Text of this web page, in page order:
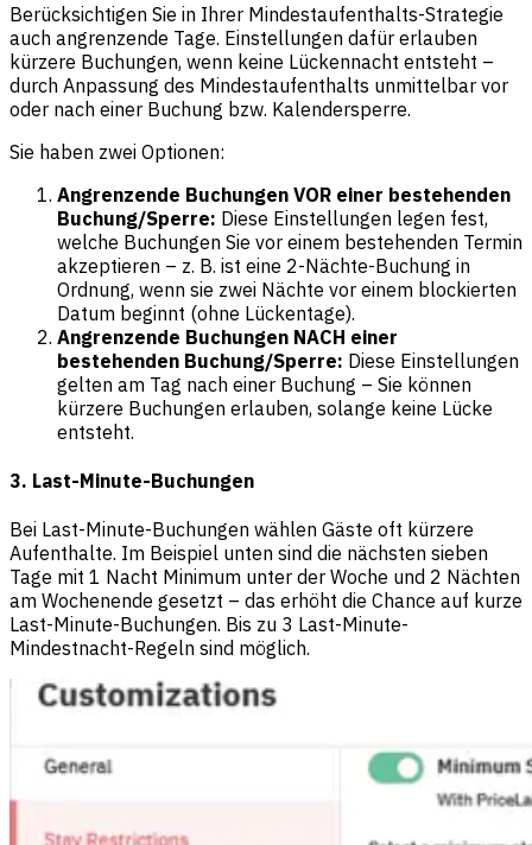
Berücksichtigen Sie in Ihrer Mindestaufenthalts-Strategie
auch angrenzende Tage. Einstellungen dafür erlauben
kürzere Buchungen, wenn keine Lückennacht entsteht –
durch Anpassung des Mindestaufenthalts unmittelbar vor
oder nach einer Buchung bzw. Kalendersperre.
Sie haben zwei Optionen:
Angrenzende Buchungen VOR einer bestehenden
Buchung/Sperre: Diese Einstellungen legen fest,
welche Buchungen Sie vor einem bestehenden Termin
akzeptieren – z. B. ist eine 2-Nächte-Buchung in
Ordnung, wenn sie zwei Nächte vor einem blockierten
Datum beginnt (ohne Lückentage).
Angrenzende Buchungen NACH einer
bestehenden Buchung/Sperre: Diese Einstellungen
gelten am Tag nach einer Buchung – Sie können
kürzere Buchungen erlauben, solange keine Lücke
entsteht.
3. Last-Minute-Buchungen
Bei Last-Minute-Buchungen wählen Gäste oft kürzere
Aufenthalte. Im Beispiel unten sind die nächsten sieben
Tage mit 1 Nacht Minimum unter der Woche und 2 Nächten
am Wochenende gesetzt – das erhöht die Chance auf kurze
Last-Minute-Buchungen. Bis zu 3 Last-Minute-
Mindestnacht-Regeln sind möglich.